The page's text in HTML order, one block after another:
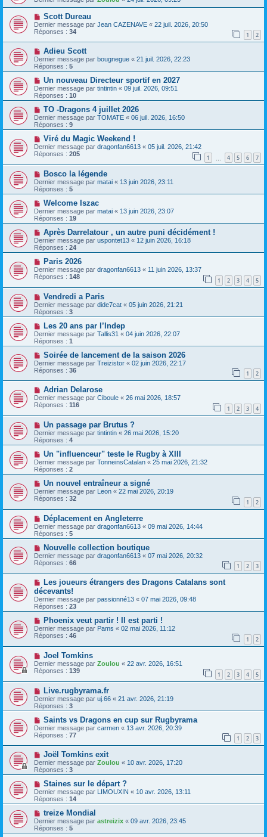
Scott Dureau
Dernier message par Jean CAZENAVE « 22 juil. 2026, 20:50
Réponses : 34 1 2
Adieu Scott
Dernier message par bougnegue « 21 juil. 2026, 22:23
Réponses : 5
Un nouveau Directeur sportif en 2027
Dernier message par tintintin « 09 juil. 2026, 09:51
Réponses : 10
TO -Dragons 4 juillet 2026
Dernier message par TOMATE « 06 juil. 2026, 16:50
Réponses : 9
Viré du Magic Weekend !
Dernier message par dragonfan6613 « 05 juil. 2026, 21:42
Réponses : 205 1 4 5 6 7
Bosco la légende
Dernier message par matai « 13 juin 2026, 23:11
Réponses : 5
Welcome Iszac
Dernier message par matai « 13 juin 2026, 23:07
Réponses : 19
Après Darrelatour , un autre puni décidément !
Dernier message par uspontet13 « 12 juin 2026, 16:18
Réponses : 24
Paris 2026
Dernier message par dragonfan6613 « 11 juin 2026, 13:37
Réponses : 148 1 2 3 4 5
Vendredi a Paris
Dernier message par dide7cat « 05 juin 2026, 21:21
Réponses : 3
Les 20 ans par l’Indep
Dernier message par Tallis31 « 04 juin 2026, 22:07
Réponses : 1
Soirée de lancement de la saison 2026
Dernier message par Treizistor « 02 juin 2026, 22:17
Réponses : 36 1 2
Adrian Delarose
Dernier message par Ciboule « 26 mai 2026, 18:57
Réponses : 116 1 2 3 4
Un passage par Brutus ?
Dernier message par tintintin « 26 mai 2026, 15:20
Réponses : 4
Un "influenceur" teste le Rugby à XIII
Dernier message par TonneinsCatalan « 25 mai 2026, 21:32
Réponses : 2
Un nouvel entraîneur a signé
Dernier message par Leon « 22 mai 2026, 20:19
Réponses : 32 1 2
Déplacement en Angleterre
Dernier message par dragonfan6613 « 09 mai 2026, 14:44
Réponses : 5
Nouvelle collection boutique
Dernier message par dragonfan6613 « 07 mai 2026, 20:32
Réponses : 66 1 2 3
Les joueurs étrangers des Dragons Catalans sont
décevants!
Dernier message par passionné13 « 07 mai 2026, 09:48
Réponses : 23
Phoenix veut partir ! Il est parti !
Dernier message par Pams « 02 mai 2026, 11:12
Réponses : 46 1 2
Joel Tomkins
Dernier message par Zoulou « 22 avr. 2026, 16:51
Réponses : 139 1 2 3 4 5
Live.rugbyrama.fr
Dernier message par uj.66 « 21 avr. 2026, 21:19
Réponses : 3
Saints vs Dragons en cup sur Rugbyrama
Dernier message par carmen « 13 avr. 2026, 20:39
Réponses : 77 1 2 3
Joël Tomkins exit
Dernier message par Zoulou « 10 avr. 2026, 17:20
Réponses : 3
Staines sur le départ ?
Dernier message par LIMOUXIN « 10 avr. 2026, 13:11
Réponses : 14
treize Mondial
Dernier message par astreizix « 09 avr. 2026, 23:45
Réponses : 5